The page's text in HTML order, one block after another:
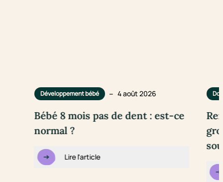
Développement bébé – 4 août 2026
Bébé 8 mois pas de dent : est-ce
normal ?
Lire l'article